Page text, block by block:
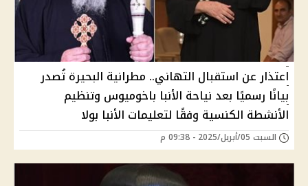
اعتذار عن استقبال التهاني.. مطرانية البحيرة تُصدر
بيانًا رسميًا بعد نياحة الأنبا باخوميوس وتنظيم
الأنشطة الكنسية وفقًا لتعليمات الأنبا بولا
السبت 05/أبريل/2025 - 09:38 م